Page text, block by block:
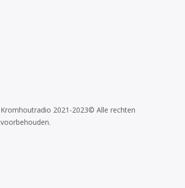
Kromhoutradio 2021-2023© Alle rechten
voorbehouden.